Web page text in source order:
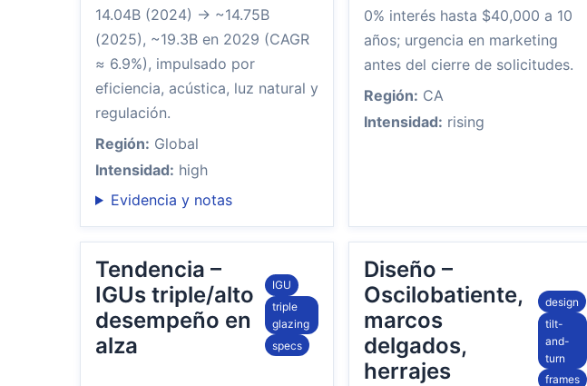
14.04B (2024) → ~14.75B
(2025), ~19.3B en 2029 (CAGR
≈ 6.9%), impulsado por
eficiencia, acústica, luz natural y
regulación.
Región: Global
Intensidad: high
Evidencia y notas
0% interés hasta $40,000 a 10
años; urgencia en marketing
antes del cierre de solicitudes.
Región: CA
Intensidad: rising
Tendencia –
IGUs triple/alto
desempeño en
alza
IGU
triple
glazing
specs
Diseño –
Oscilobatiente,
marcos
delgados,
herrajes
design
tilt-
and-
turn
frames